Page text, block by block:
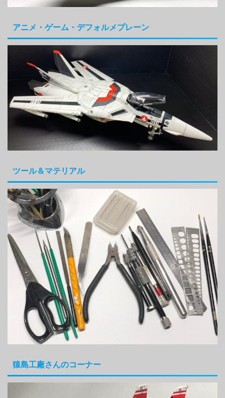
アニメ・ゲーム・デフォルメプレーン
ツール＆マテリアル
猿島工廠さんのコーナー